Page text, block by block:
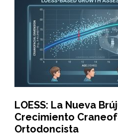
LOESS: La Nueva
Crecimiento
Ortodoncista